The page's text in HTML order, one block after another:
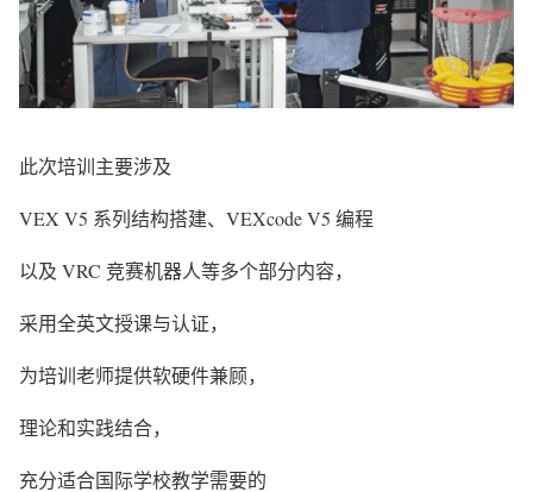
此次培训主要涉及
VEX V5 系列结构搭建、VEXcode V5 编程
以及 VRC 竞赛机器人等多个部分内容，
采用全英文授课与认证，
为培训老师提供软硬件兼顾，
理论和实践结合，
充分适合国际学校教学需要的